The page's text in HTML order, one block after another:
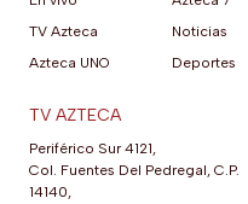
TV Azteca
Azteca UNO
Noticias
Deportes
TV AZTECA
Periférico Sur 4121,
Col. Fuentes Del Pedregal, C.P.
14140,